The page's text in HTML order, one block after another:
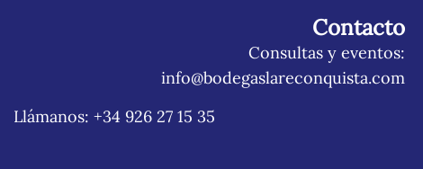
Contacto
Consultas y eventos:
info@bodegaslareconquista.com
Llámanos: +34 926 27 15 35